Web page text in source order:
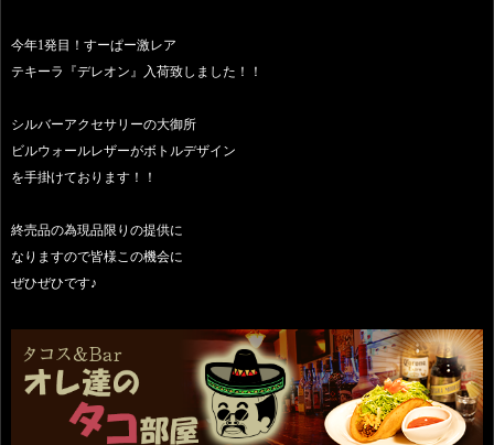
今年1発目！すーぱー激レア
テキーラ『デレオン』入荷致しました！！
シルバーアクセサリーの大御所
ビルウォールレザーがボトルデザイン
を手掛けております！！
終売品の為現品限りの提供に
なりますので皆様この機会に
ぜひぜひです♪